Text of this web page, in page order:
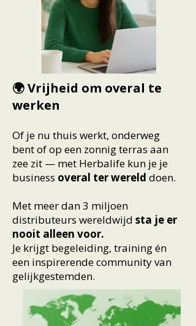
🌍 Vrijheid om overal te
werken
Of je nu thuis werkt, onderweg
bent of op een zonnig terras aan
zee zit — met Herbalife kun je je
business overal ter wereld doen.
Met meer dan 3 miljoen
distributeurs wereldwijd sta je er
nooit alleen voor.
Je krijgt begeleiding, training én
een inspirerende community van
gelijkgestemden.